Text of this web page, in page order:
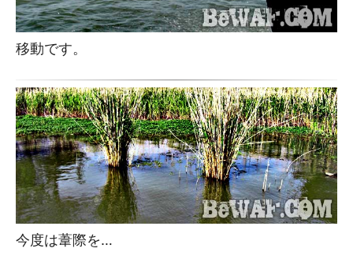
移動です。
今度は葦際を…